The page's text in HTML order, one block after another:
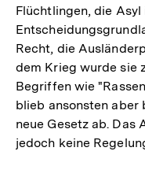
Flüchtlingen, die
Recht, die
dem Krieg wurde sie
Begriffen wie
blieb ansonsten aber
neue Gesetz ab. Das
jedoch keine